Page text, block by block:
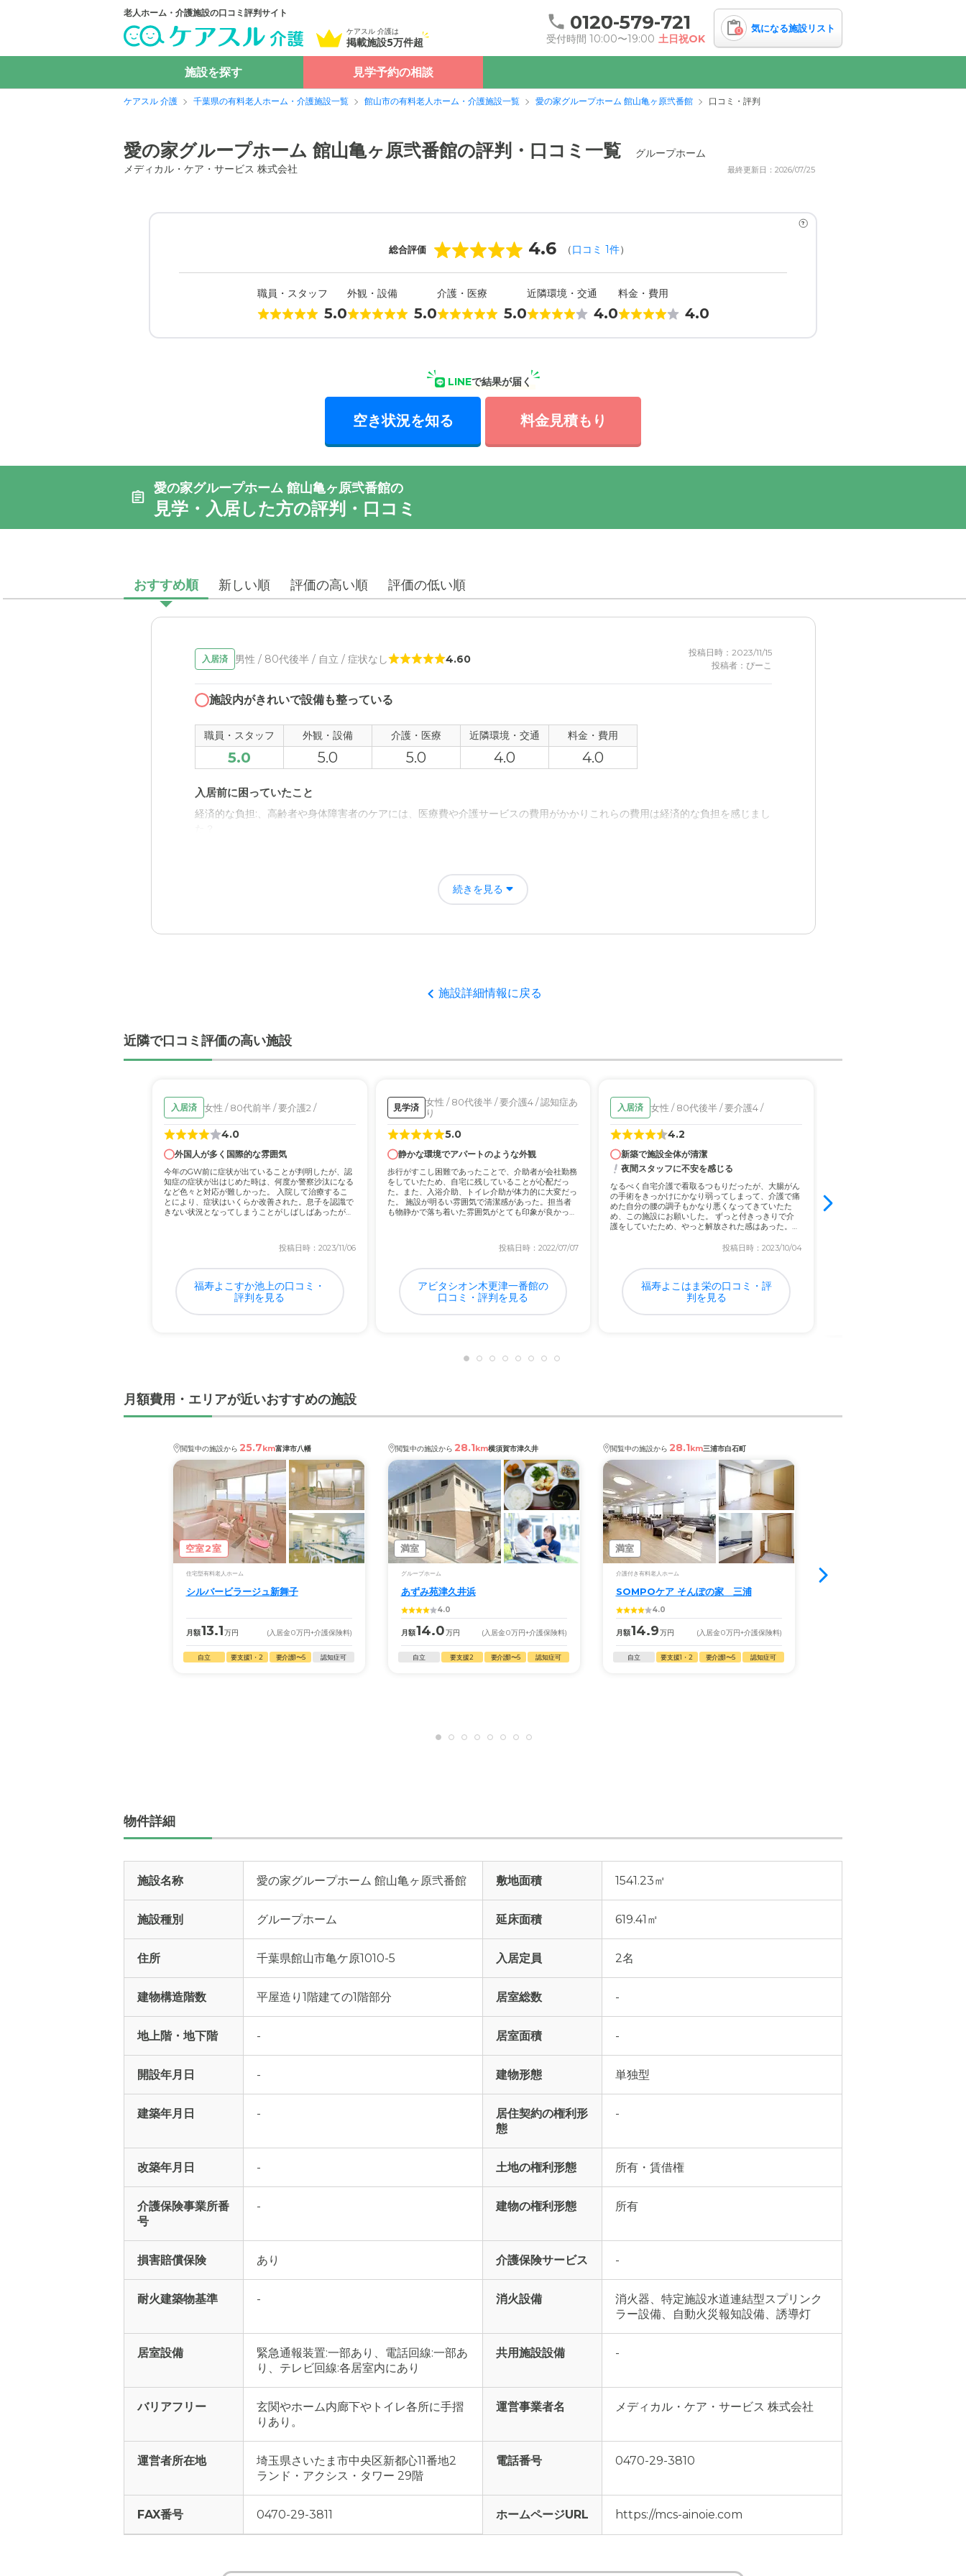
老人ホーム・介護施設の口コミ評判サイト
ケアスル 介護は
掲載施設5万件超
0120-579-721
受付時間 10:00〜19:00 土日祝OK
0 気になる施設リスト
施設を探す 見学予約の相談
ケアスル 介護 千葉県の有料老人ホーム・介護施設一覧 館山市の有料老人ホーム・介護施設一覧 愛の家グループホーム 館山亀ヶ原弐番館 口コミ・評判
愛の家グループホーム 館山亀ヶ原弐番館の評判・口コミ一覧
グループホーム
メディカル・ケア・サービス 株式会社
最終更新日：2026/07/25
?
総合評価 4.6 （口コミ 1件）
職員・スタッフ
5.0
外観・設備
5.0
介護・医療
5.0
近隣環境・交通
4.0
料金・費用
4.0
LINEで結果が届く
空き状況を知る 料金見積もり
愛の家グループホーム 館山亀ヶ原弐番館の
見学・入居した方の評判・口コミ
おすすめ順 新しい順 評価の高い順 評価の低い順
入居済 男性 / 80代後半 / 自立 / 症状なし 4.60
投稿日時：2023/11/15
投稿者：ぴーこ
施設内がきれいで設備も整っている
職員・スタッフ 外観・設備 介護・医療 近隣環境・交通 料金・費用
5.0 5.0 5.0 4.0 4.0
入居前に困っていたこと
経済的な負担:、高齢者や身体障害者のケアには、医療費や介護サービスの費用がかかりこれらの費用は経済的な負担を感じまし
私自身が介護する時間がなくなりその分仕事や他の事への時間が取れ経済的にも精神的にも余裕が生まれ楽になりました、気分
愛の家グループホーム 館山亀ヶ原弐番館の評価
外観・内装・居室・設備について
介護医療サービスについて
医療サービスも充実しており安心して任せられるスタッフで対応していただき良い感じだと思います。
近隣環境や交通アクセスについて
周辺環境はのどかで良い雰囲気ですが遠いのでそこはちょっと大変だと思いますが車で行けば高速道路で行けるので良いです。
料金費用について
続きを見る
施設詳細情報に戻る
近隣で口コミ評価の高い施設
入居済 女性 / 80代前半 / 要介護2 /
4.0
外国人が多く国際的な雰囲気
今年のGW前に症状が出ていることが判明したが、認
知症の症状が出はじめた時は、何度か警察沙汰になる
など色々と対応が難しかった。 入院して治療するこ
とにより、症状はいくらか改善された。息子を認識で
きない状況となってしまうことがしばしばあったが、
投稿日時：2023/11/06
福寿よこすか池上の口コミ・
評判を見る
見学済 女性 / 80代後半 / 要介護4 / 認知症あ
り
5.0
静かな環境でアパートのような外観
歩行がすこし困難であったことで、介助者が会社勤務
をしていたため、自宅に残していることが心配だっ
た。また、入浴介助、トイレ介助が体力的に大変だっ
た。 施設が明るい雰囲気で清潔感があった。担当者
も物静かで落ち着いた雰囲気がとても印象が良かっ
投稿日時：2022/07/07
アビタシオン木更津一番館の
口コミ・評判を見る
入居済 女性 / 80代後半 / 要介護4 /
4.2
新築で施設全体が清潔
夜間スタッフに不安を感じる
なるべく自宅介護で看取るつもりだったが、大腸がん
の手術をきっかけにかなり弱ってしまって、介護で痛
めた自分の腰の調子もかなり悪くなってきていたた
め、この施設にお願いした。 ずっと付きっきりで介
護をしていたため、やっと解放された感はあった。た
投稿日時：2023/10/04
福寿よこはま栄の口コミ・評
判を見る
月額費用・エリアが近いおすすめの施設
閲覧中の施設から 25.7km富津市八幡
空室2室
住宅型有料老人ホーム
シルバービラージュ新舞子
月額13.1万円 (入居金0万円+介護保険料)
自立 要支援1・2 要介護1〜5 認知症可
閲覧中の施設から 28.1km横須賀市津久井
満室
グループホーム
あずみ苑津久井浜
4.0
月額14.0万円 (入居金0万円+介護保険料)
自立 要支援2 要介護1〜5 認知症可
閲覧中の施設から 28.1km三浦市白石町
満室
介護付き有料老人ホーム
SOMPOケア そんぽの家 三浦
4.0
月額14.9万円 (入居金0万円+介護保険料)
自立 要支援1・2 要介護1〜5 認知症可
物件詳細
施設名称 愛の家グループホーム 館山亀ヶ原弐番館 敷地面積 1541.23㎡
施設種別 グループホーム 延床面積 619.41㎡
住所 千葉県館山市亀ケ原1010-5 入居定員 2名
建物構造階数 平屋造り1階建ての1階部分 居室総数 -
地上階・地下階 - 居室面積 -
開設年月日 - 建物形態 単独型
建築年月日 -
居住契約の権利形
態
-
改築年月日 - 土地の権利形態 所有・賃借権
介護保険事業所番
号
- 建物の権利形態 所有
損害賠償保険 あり 介護保険サービス -
耐火建築物基準 - 消火設備
消火器、特定施設水道連結型スプリンク
ラー設備、自動火災報知設備、誘導灯
居室設備
緊急通報装置:一部あり、電話回線:一部あ
り、テレビ回線:各居室内にあり
共用施設設備 -
バリアフリー
玄関やホーム内廊下やトイレ各所に手摺
りあり。
運営事業者名 メディカル・ケア・サービス 株式会社
運営者所在地
埼玉県さいたま市中央区新都心11番地2
ランド・アクシス・タワー 29階
電話番号 0470-29-3810
FAX番号 0470-29-3811 ホームページURL https://mcs-ainoie.com